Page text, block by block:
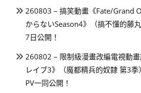
260803 – 搞笑動畫《Fate/Grand
からないSeason4》（搞不懂的藤
7日公開！
260802 – 限制級漫畫改編電視動
レイブ3》（魔都精兵的奴隸 第3
PV一同公開！